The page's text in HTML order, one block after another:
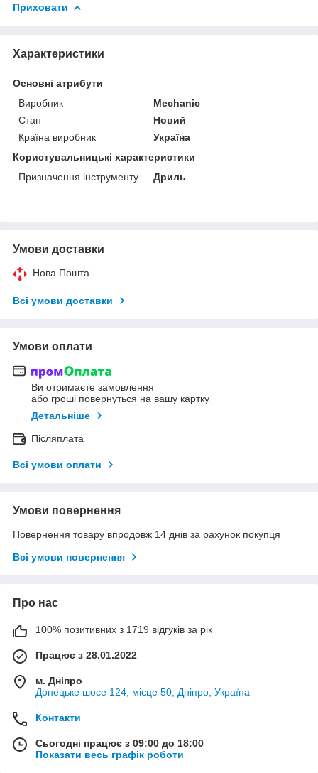
Приховати
Характеристики
Основні атрибути
Виробник
Mechanic
Стан
Новий
Країна виробник
Україна
Користувальницькі характеристики
Призначення інструменту
Дриль
Умови доставки
Нова Пошта
Всі умови доставки
Умови оплати
Ви отримаєте замовлення
або гроші повернуться на вашу картку
Детальніше
Післяплата
Всі умови оплати
Умови повернення
Повернення товару впродовж 14 днів за рахунок покупця
Всі умови повернення
Про нас
100% позитивних з 1719 відгуків за рік
Працює з 28.01.2022
м. Дніпро
Донецьке шосе 124, місце 50, Дніпро, Україна
Контакти
Сьогодні працює з 09:00 до 18:00
Показати весь графік роботи